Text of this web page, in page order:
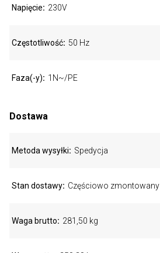
Napięcie 230V
Częstotliwość 50 Hz
Faza(-y) 1N~/PE
Dostawa
Metoda wysyłki Spedycja
Stan dostawy Częściowo zmontowany
Waga brutto 281,50 kg